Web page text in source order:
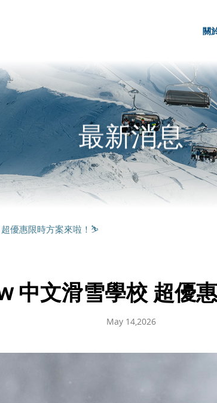
關
最新消息
優惠限時方案來啦！⛷️
中文滑雪學校 超優
May 14,2026